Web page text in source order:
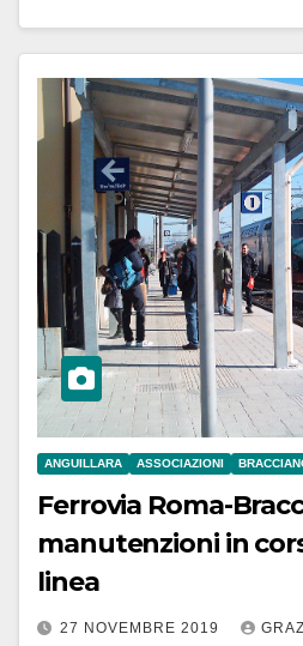
ANGUILLARA ASSOCIAZIONI
Ferrovia Roma-
manutenzioni in
linea
27 NOVEMBRE 2019